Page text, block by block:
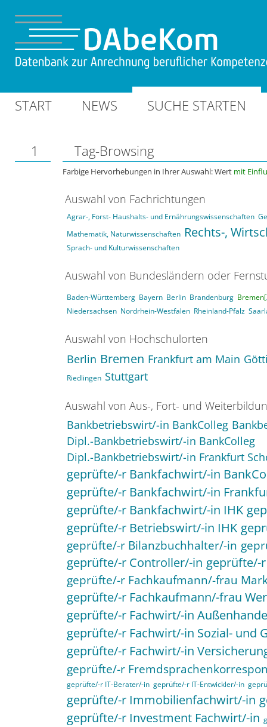
START NEWS SUCHE STARTEN
1 Tag-Browsing
Farbige Hervorhebungen in Ihrer Auswahl: Wert mit
Auswahl von Fachrichtungen
Agrar-, Forst- Haushalts- und Ernährungswissenschaften
Mathematik, Naturwissenschaften Rechts-,
Sprach- und Kulturwissenschaften
Auswahl von Bundesländern oder
Baden-Württemberg Bayern Berlin Brandenburg Bremen[
Niedersachsen Nordrhein-Westfalen Rheinland-Pfalz
Auswahl von Hochschulorten
Berlin Bremen Frankfurt am Main
Riedlingen Stuttgart
Auswahl von Aus-, Fort- und
Bankbetriebswirt/-in BankColleg
Dipl.-Bankbetriebswirt/-in BankColleg
Dipl.-Bankbetriebswirt/-in Frankfurt
geprüfte/-r Bankfachwirt/-in
geprüfte/-r Bankfachwirt/-in
geprüfte/-r Bankfachwirt/-in IHK
geprüfte/-r Betriebswirt/-in IHK
geprüfte/-r Bilanzbuchhalter/-in
geprüfte/-r Controller/-in geprüfte/-
geprüfte/-r Fachkaufmann/-frau
geprüfte/-r Fachkaufmann/-frau
geprüfte/-r Fachwirt/-in
geprüfte/-r Fachwirt/-in Sozial- und
geprüfte/-r Fachwirt/-in
geprüfte/-r
geprüfte/-r IT-Berater/-in geprüfte/-r IT-Entwickler/-in
geprüfte/-r Immobilienfachwirt/-in
geprüfte/-r Investment Fachwirt/-in